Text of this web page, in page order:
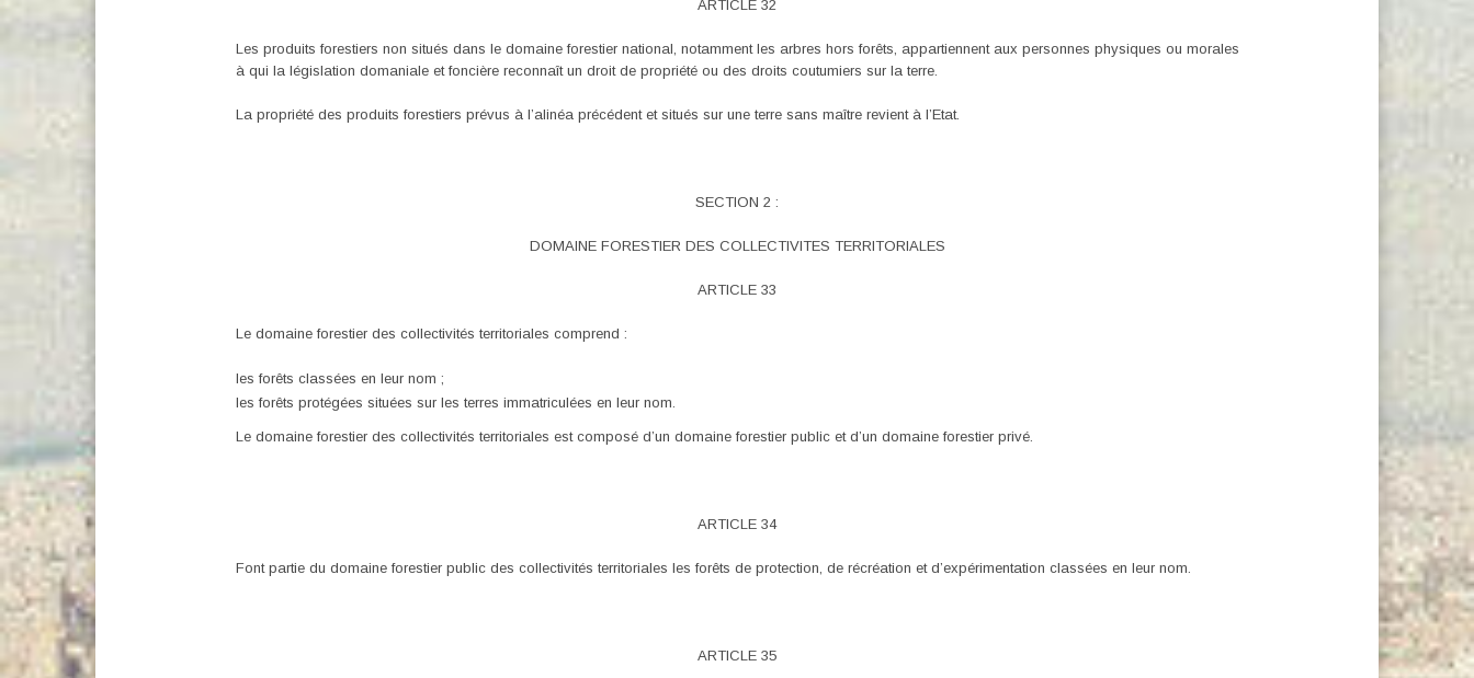
ARTICLE 32
Les produits forestiers non situés dans le domaine forestier national, notamment les arbres hors forêts, appartiennent aux personnes physiques ou morales
à qui la législation domaniale et foncière reconnaît un droit de propriété ou des droits coutumiers sur la terre.
La propriété des produits forestiers prévus à l’alinéa précédent et situés sur une terre sans maître revient à l’Etat.
SECTION 2 :
DOMAINE FORESTIER DES COLLECTIVITES TERRITORIALES
ARTICLE 33
Le domaine forestier des collectivités territoriales comprend :
les forêts classées en leur nom ;
les forêts protégées situées sur les terres immatriculées en leur nom.
Le domaine forestier des collectivités territoriales est composé d’un domaine forestier public et d’un domaine forestier privé.
ARTICLE 34
Font partie du domaine forestier public des collectivités territoriales les forêts de protection, de récréation et d’expérimentation classées en leur nom.
ARTICLE 35